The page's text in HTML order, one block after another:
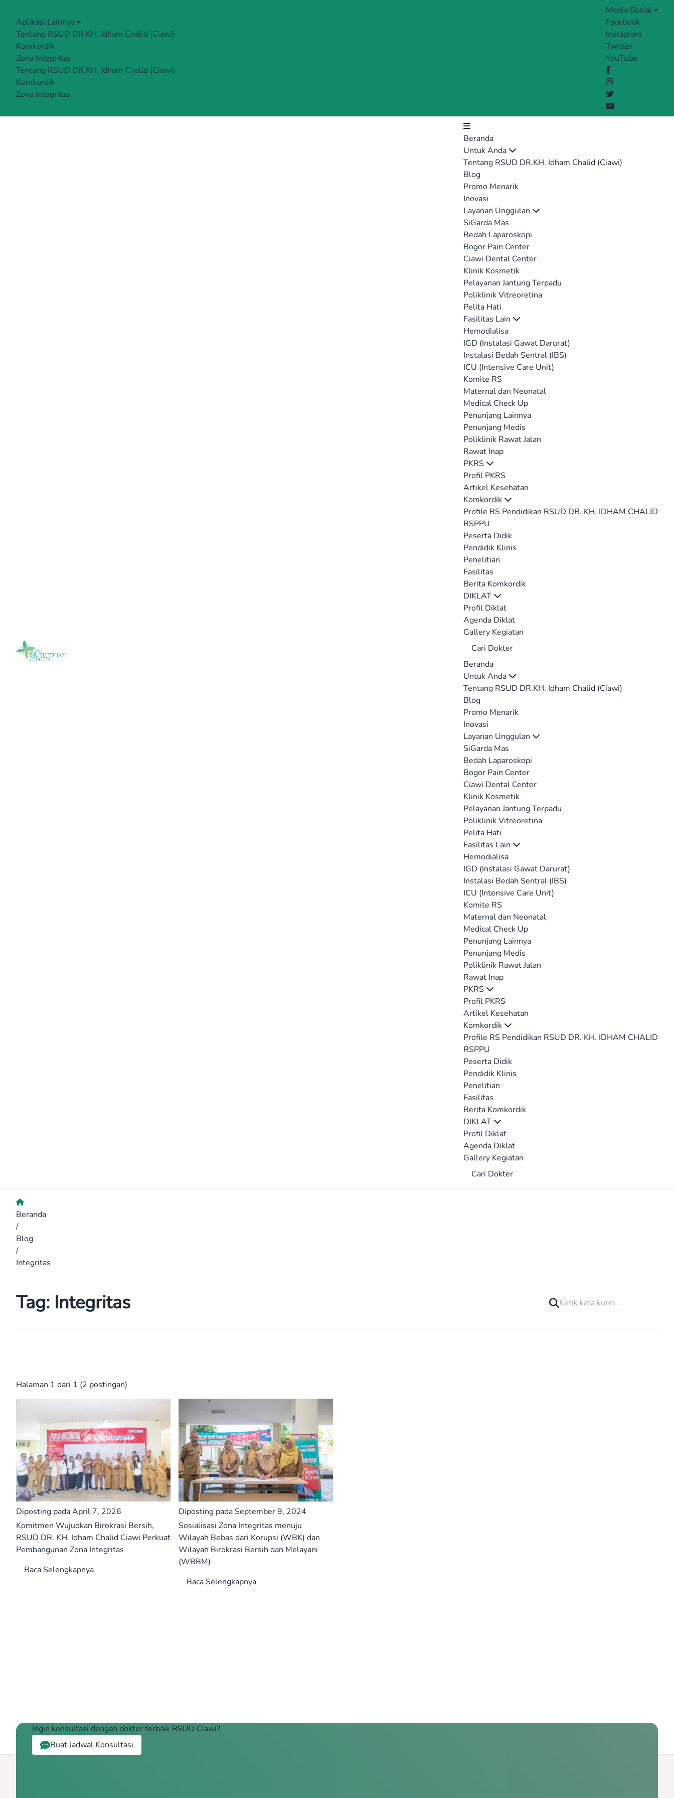
Aplikasi Lainnya
Tentang RSUD DR.KH. Idham Chalid (Ciawi)
Komkordik
Zona Integritas
Tentang RSUD DR.KH. Idham Chalid (Ciawi)
Komkordik
Zona Integritas
Media Sosial
Facebook
Instagram
Twitter
YouTube
Beranda
Untuk Anda
Tentang RSUD DR.KH. Idham Chalid (Ciawi)
Blog
Promo Menarik
Inovasi
Layanan Unggulan
SiGarda Mas
Bedah Laparoskopi
Bogor Pain Center
Ciawi Dental Center
Klinik Kosmetik
Pelayanan Jantung Terpadu
Poliklinik Vitreoretina
Pelita Hati
Fasilitas Lain
Hemodialisa
IGD (Instalasi Gawat Darurat)
Instalasi Bedah Sentral (IBS)
ICU (Intensive Care Unit)
Komite RS
Maternal dan Neonatal
Medical Check Up
Penunjang Lainnya
Penunjang Medis
Poliklinik Rawat Jalan
Rawat Inap
PKRS
Profil PKRS
Artikel Kesehatan
Komkordik
Profile RS Pendidikan RSUD DR. KH. IDHAM CHALID
RSPPU
Peserta Didik
Pendidik Klinis
Penelitian
Fasilitas
Berita Komkordik
DIKLAT
Profil Diklat
Agenda Diklat
Gallery Kegiatan
Cari Dokter
Beranda
Untuk Anda
Tentang RSUD DR.KH. Idham Chalid (Ciawi)
Blog
Promo Menarik
Inovasi
Layanan Unggulan
SiGarda Mas
Bedah Laparoskopi
Bogor Pain Center
Ciawi Dental Center
Klinik Kosmetik
Pelayanan Jantung Terpadu
Poliklinik Vitreoretina
Pelita Hati
Fasilitas Lain
Hemodialisa
IGD (Instalasi Gawat Darurat)
Instalasi Bedah Sentral (IBS)
ICU (Intensive Care Unit)
Komite RS
Maternal dan Neonatal
Medical Check Up
Penunjang Lainnya
Penunjang Medis
Poliklinik Rawat Jalan
Rawat Inap
PKRS
Profil PKRS
Artikel Kesehatan
Komkordik
Profile RS Pendidikan RSUD DR. KH. IDHAM CHALID
RSPPU
Peserta Didik
Pendidik Klinis
Penelitian
Fasilitas
Berita Komkordik
DIKLAT
Profil Diklat
Agenda Diklat
Gallery Kegiatan
Cari Dokter
Beranda
/
Blog
/
Integritas
Tag: Integritas
Halaman 1 dari 1 (2 postingan)
Diposting pada April 7, 2026
Komitmen Wujudkan Birokrasi Bersih,
RSUD DR. KH. Idham Chalid Ciawi Perkuat
Pembangunan Zona Integritas
Baca Selengkapnya
Diposting pada September 9, 2024
Sosialisasi Zona Integritas menuju
Wilayah Bebas dari Korupsi (WBK) dan
Wilayah Birokrasi Bersih dan Melayani
(WBBM)
Baca Selengkapnya
Ingin konsultasi dengan dokter terbaik RSUD Ciawi?
Buat Jadwal Konsultasi